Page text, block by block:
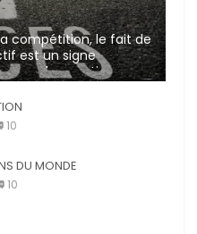
compétition, le fait de
est un signe
de sanctions
10
DU MONDE
10